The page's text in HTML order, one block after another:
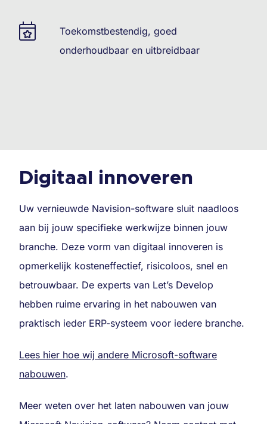
Toekomstbestendig, goed
onderhoudbaar en uitbreidbaar
Digitaal innoveren
Uw vernieuwde Navision-software sluit naadloos
aan bij jouw specifieke werkwijze binnen jouw
branche. Deze vorm van digitaal innoveren is
opmerkelijk kosteneffectief, risicoloos, snel en
betrouwbaar. De experts van Let’s Develop
hebben ruime ervaring in het nabouwen van
praktisch ieder ERP-systeem voor iedere branche.
Lees hier hoe wij andere Microsoft-software
nabouwen.
Meer weten over het laten nabouwen van jouw